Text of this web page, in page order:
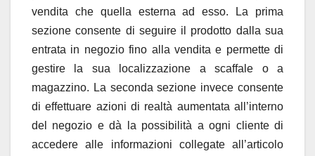
vendita che quella esterna ad esso. La prima
sezione consente di seguire il prodotto dalla sua
entrata in negozio fino alla vendita e permette di
gestire la sua localizzazione a scaffale o a
magazzino. La seconda sezione invece consente
di effettuare azioni di realtà aumentata all’interno
del negozio e dà la possibilità a ogni cliente di
accedere alle informazioni collegate all’articolo